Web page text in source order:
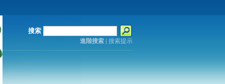
搜索
進階搜索| 搜索提示